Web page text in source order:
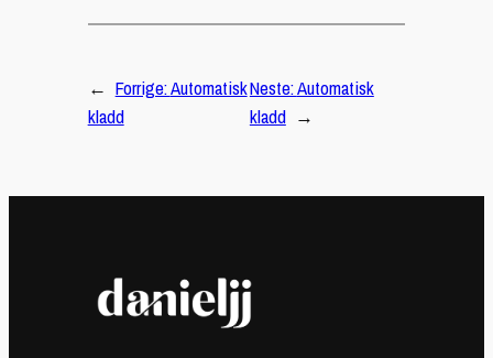
← Forrige:Automatisk
kladd
Neste:Automatisk
kladd →